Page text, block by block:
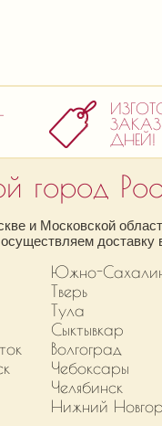
ДНЕЙ!
город
и Московской
доставку
Южно-
Тверь
Тула
Сыктывкар
Волгоград
Чебоксары
Челябинск
Нижний